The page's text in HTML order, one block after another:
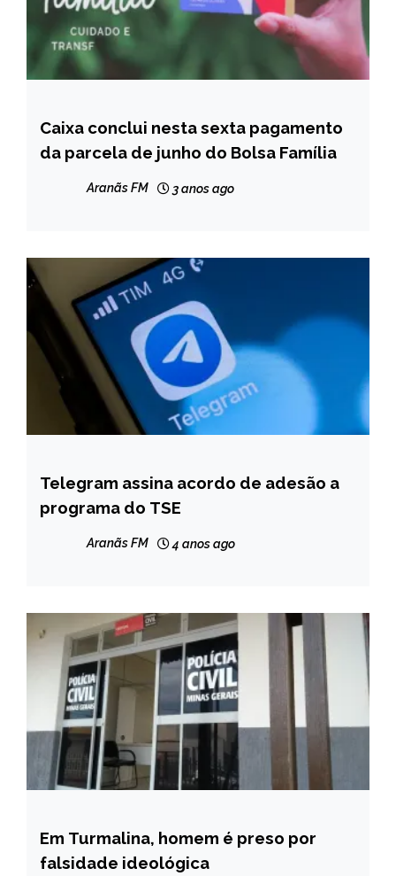
BRASIL
NOTÍCIAS
Caixa conclui nesta sexta pagamento
da parcela de junho do Bolsa Família
Aranãs FM 3 anos ago
BRASIL
NOTÍCIAS
Telegram assina acordo de adesão a
programa do TSE
Aranãs FM 4 anos ago
CAPELINHA
MINAS
Em Turmalina, homem é preso por
falsidade ideológica